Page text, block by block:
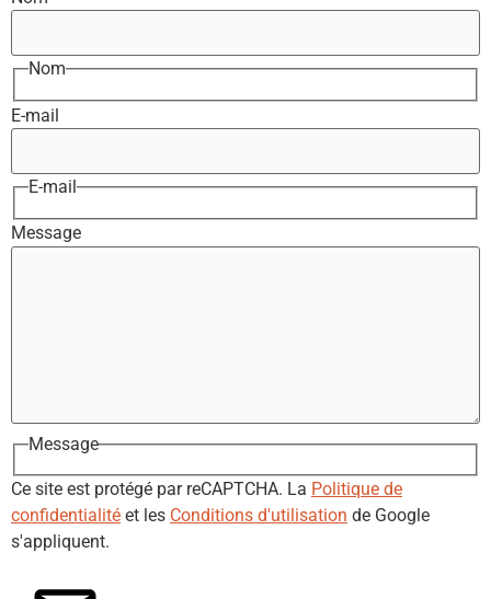
Nom
E-mail
E-mail
Message
Message
Ce site est protégé par reCAPTCHA. La Politique de
confidentialité et les Conditions d'utilisation de Google
s'appliquent.